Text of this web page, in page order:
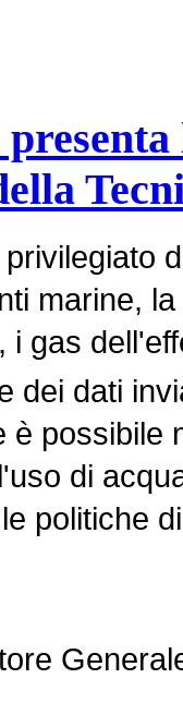
marine,
i gas
dei dati
è possibile
di
politiche